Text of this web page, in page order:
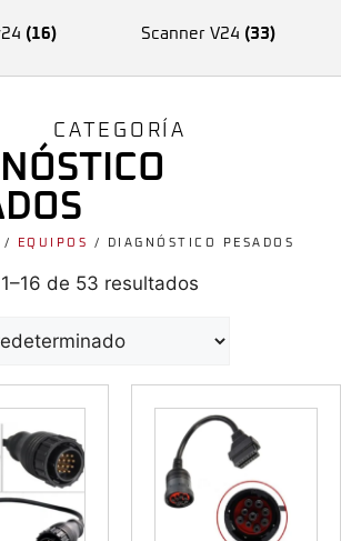
(16) Scanner V24 (33)
CATEGORÍA
/ EQUIPOS / DIAGNÓSTICO PESADOS
de 53 resultados